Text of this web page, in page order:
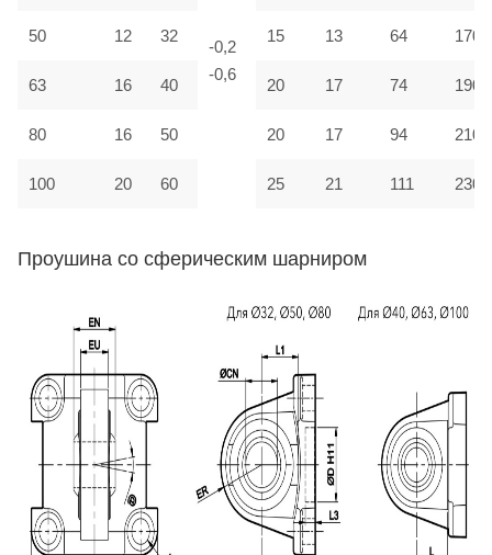
-0,2
-0,6
50 12 32 15 13 64 170
63 16 40 20 17 74 190
80 16 50 20 17 94 210
100 20 60 25 21 111 230
Проушина со сферическим шарниром